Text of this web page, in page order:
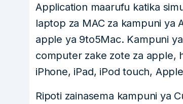
Application maarufu katika
laptop za MAC za kampuni ya
apple ya 9to5Mac. Kampuni
computer zake zote za apple,
iPhone, iPad, iPod touch,
Ripoti zainasema kampuni ya